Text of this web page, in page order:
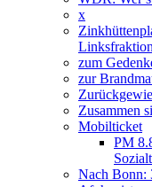
x
zum
zur
Zusammen
Mobilticket
PM
Nach Bonn: